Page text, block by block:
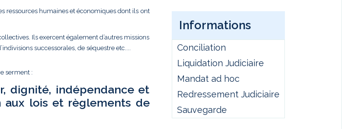
ressources humaines et économiques dont ils ont
Ils exercent également d’autres missions
successorales, de séquestre etc....
serment :
dignité, indépendance et
lois et règlements de
Informations
Conciliation
Liquidation Judiciaire
Mandat ad hoc
Redressement Judiciaire
Sauvegarde